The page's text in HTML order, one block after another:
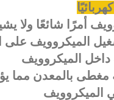
أمرًا شائعًا ولا
الميكروويف على
الميكروويف
مغطى بالمعدن مما
الميكروويف